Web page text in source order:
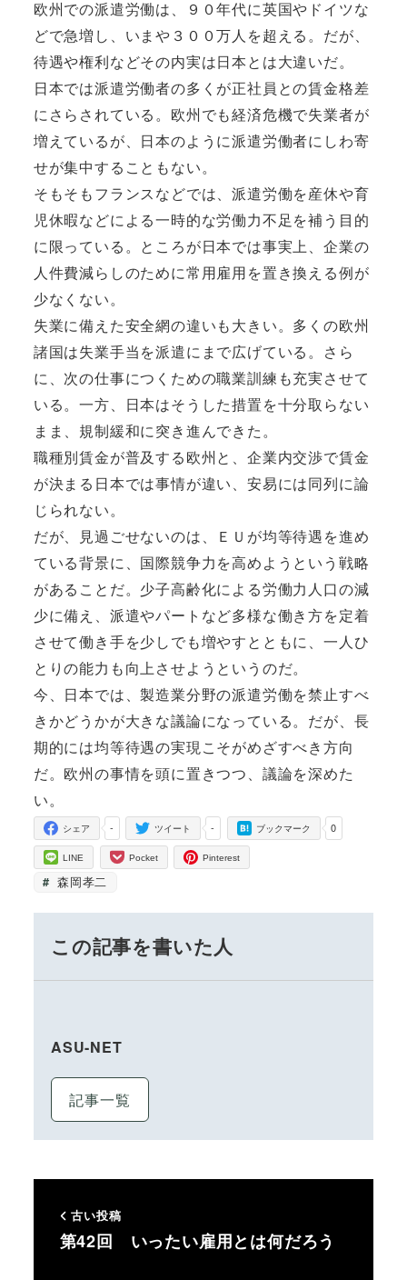
欧州での派遣労働は、９０年代に英国やドイツな
どで急増し、いまや３００万人を超える。だが、
待遇や権利などその内実は日本とは大違いだ。
日本では派遣労働者の多くが正社員との賃金格差
にさらされている。欧州でも経済危機で失業者が
増えているが、日本のように派遣労働者にしわ寄
せが集中することもない。
そもそもフランスなどでは、派遣労働を産休や育
児休暇などによる一時的な労働力不足を補う目的
に限っている。ところが日本では事実上、企業の
人件費減らしのために常用雇用を置き換える例が
少なくない。
失業に備えた安全網の違いも大きい。多くの欧州
諸国は失業手当を派遣にまで広げている。さら
に、次の仕事につくための職業訓練も充実させて
いる。一方、日本はそうした措置を十分取らない
まま、規制緩和に突き進んできた。
職種別賃金が普及する欧州と、企業内交渉で賃金
が決まる日本では事情が違い、安易には同列に論
じられない。
だが、見過ごせないのは、ＥＵが均等待遇を進め
ている背景に、国際競争力を高めようという戦略
があることだ。少子高齢化による労働力人口の減
少に備え、派遣やパートなど多様な働き方を定着
させて働き手を少しでも増やすとともに、一人ひ
とりの能力も向上させようというのだ。
今、日本では、製造業分野の派遣労働を禁止すべ
きかどうかが大きな議論になっている。だが、長
期的には均等待遇の実現こそがめざすべき方向
だ。欧州の事情を頭に置きつつ、議論を深めた
い。
-
シェア -
ツイート 0
ブックマーク
LINE Pocket Pinterest
森岡孝二
この記事を書いた人
ASU-NET
記事一覧
古い投稿
第42回 いったい雇用とは何だろう